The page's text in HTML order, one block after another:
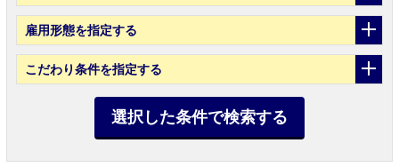
雇用形態を指定する
こだわり条件を指定する
選択した条件で検索する